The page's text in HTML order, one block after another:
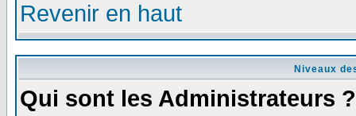
Revenir en haut
Niveaux
Qui sont les Administrateurs ?